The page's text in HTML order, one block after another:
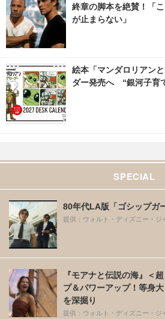
終章の脚本を絶賛！「
が止まらない」
絵本「マンダロリアン
ダー発売へ “銀河子育
SPECIAL
80年代LA版「ゴシップガ
提供：ウォルト・ディズニー・ジ
『モアナと伝説の海』＜
プ＆パワーアップ！等身
を深掘り
提供：ウォルト・ディズニー・ジ